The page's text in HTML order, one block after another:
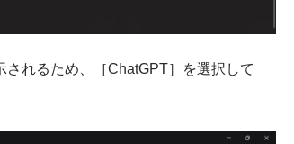
れるため、［ChatGPT］を選択して